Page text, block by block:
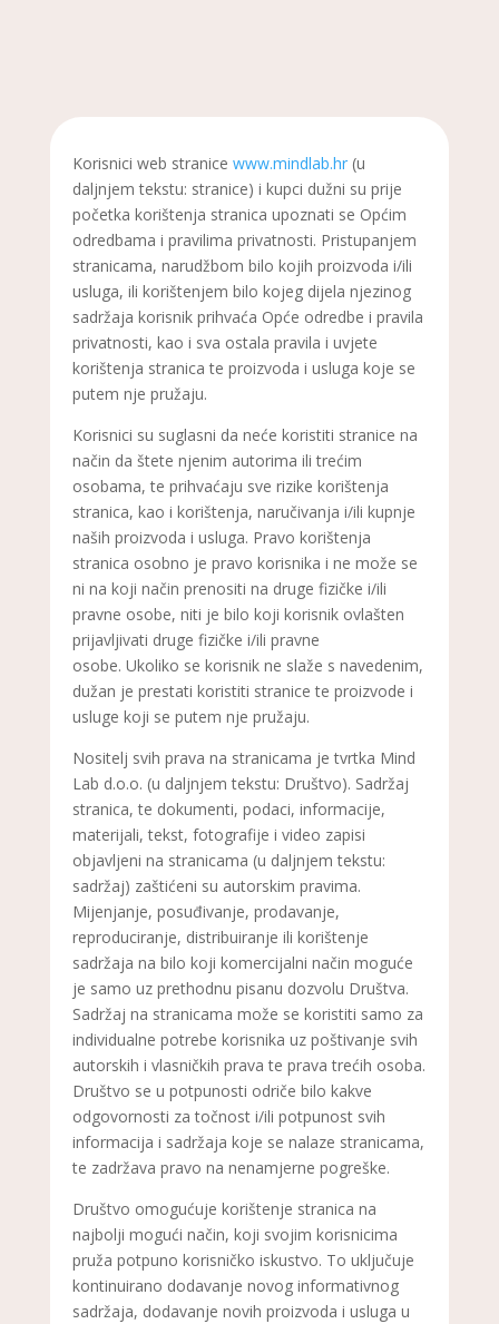
Korisnici web stranice www.mindlab.hr(u
daljnjem tekstu: stranice) i kupci dužni su prije
početka korištenja stranica upoznati se Općim
odredbama i pravilima privatnosti. Pristupanjem
stranicama, narudžbom bilo kojih proizvoda i/ili
usluga, ili korištenjem bilo kojeg dijela njezinog
sadržaja korisnik prihvaća Opće odredbe i pravila
privatnosti, kao i sva ostala pravila i uvjete
korištenja stranica te proizvoda i usluga koje se
putem nje pružaju.
Korisnici su suglasni da neće koristiti stranice na
način da štete njenim autorima ili trećim
osobama, te prihvaćaju sve rizike korištenja
stranica, kao i korištenja, naručivanja i/ili kupnje
naših proizvoda i usluga. Pravo korištenja
stranica osobno je pravo korisnika i ne može se
ni na koji način prenositi na druge fizičke i/ili
pravne osobe, niti je bilo koji korisnik ovlašten
prijavljivati druge fizičke i/ili pravne
osobe. Ukoliko se korisnik ne slaže s navedenim,
dužan je prestati koristiti stranice te proizvode i
usluge koji se putem nje pružaju.
Nositelj svih prava na stranicama je tvrtka Mind
Lab d.o.o. (u daljnjem tekstu: Društvo). Sadržaj
stranica, te dokumenti, podaci, informacije,
materijali, tekst, fotografije i video zapisi
objavljeni na stranicama (u daljnjem tekstu:
sadržaj) zaštićeni su autorskim pravima.
Mijenjanje, posuđivanje, prodavanje,
reproduciranje, distribuiranje ili korištenje
sadržaja na bilo koji komercijalni način moguće
je samo uz prethodnu pisanu dozvolu Društva.
Sadržaj na stranicama može se koristiti samo za
individualne potrebe korisnika uz poštivanje svih
autorskih i vlasničkih prava te prava trećih osoba.
Društvo se u potpunosti odriče bilo kakve
odgovornosti za točnost i/ili potpunost svih
informacija i sadržaja koje se nalaze stranicama,
te zadržava pravo na nenamjerne pogreške.
Društvo omogućuje korištenje stranica na
najbolji mogući način, koji svojim korisnicima
pruža potpuno korisničko iskustvo. To uključuje
kontinuirano dodavanje novog informativnog
sadržaja, dodavanje novih proizvoda i usluga u